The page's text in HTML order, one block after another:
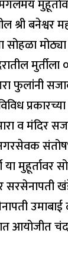
श्री बनेश्वर
फुलांनी
व मंदिर
या
सरसेनापती
आयोजीत